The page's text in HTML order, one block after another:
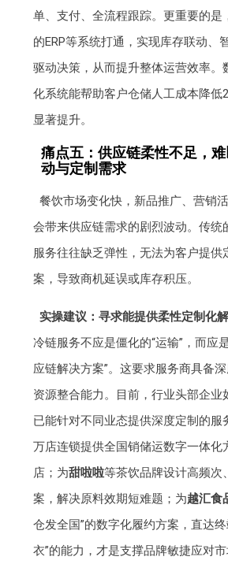
单、支付、全流程跟踪。更重要的是
的ERP等系统打通，实现库存联动、
驱动决策，从而提升整体运营效率。
化系统能帮助客户仓储人工成本降低
显著提升。
痛点五：供应链柔性不足，
动与定制需求
餐饮市场变化快，新品推广、营销
会带来供应链需求的剧烈波动。传统
服务往往缺乏弹性，无法为客户提供
案，导致商机延误或库存积压。
实操建议：寻求能提供柔性定制化解
冷链服务不应是僵化的“运输”，而应
应链解决方案”。这要求服务商具备
资源整合能力。目前，行业头部企业
已能针对不同业态提供深度定制的服
万店连锁提供全国销储运数字一体化
店；为甜啦啦等茶饮品牌设计高频次
案，解决原料效期短难题；为越汇食
仓发全国”的数字化履约方案，直达
衣”的能力，才是支撑品牌敏捷应对市